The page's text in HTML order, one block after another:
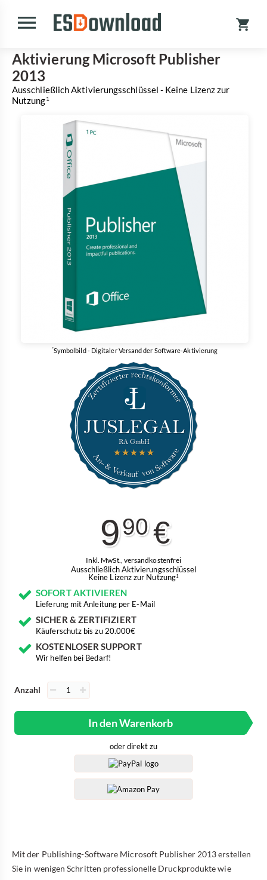
Aktivierung Microsoft Publisher
2013
Ausschließlich Aktivierungsschlüssel - Keine Lizenz zur
Nutzung1
*Symbolbild - Digitaler Versand der Software-Aktivierung
Mit der Publishing-Software Microsoft Publisher 2013 erstellen
Sie in wenigen Schritten professionelle Druckprodukte wie
990€
Inkl. MwSt., versandkostenfrei
Ausschließlich Aktivierungsschlüssel
Keine Lizenz zur Nutzung1
SOFORT AKTIVIEREN
Lieferung mit Anleitung per E-Mail
SICHER & ZERTIFIZIERT
Käuferschutz bis zu 20.000€
KOSTENLOSER SUPPORT
Wir helfen bei Bedarf!
Anzahl
In den Warenkorb
oder direkt zu